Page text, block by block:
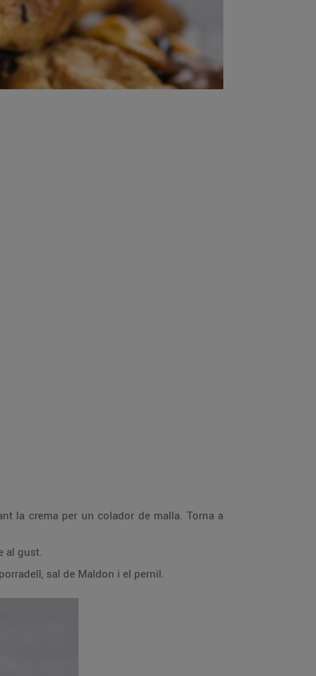
la crema per un colador de malla. Torna a
al gust.
sal de Maldon i el pernil.